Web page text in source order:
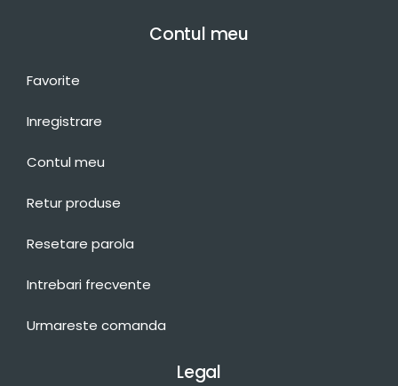
Contul meu
Favorite
Inregistrare
Contul meu
Retur produse
Resetare parola
Intrebari frecvente
Urmareste comanda
Legal